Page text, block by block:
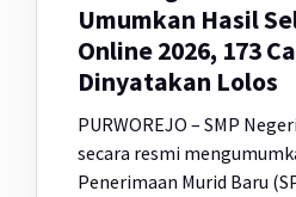
Umumkan Hasil
Online 2026, 173
Dinyatakan Lolos
PURWOREJO – SMP
secara resmi
Penerimaan Murid Baru